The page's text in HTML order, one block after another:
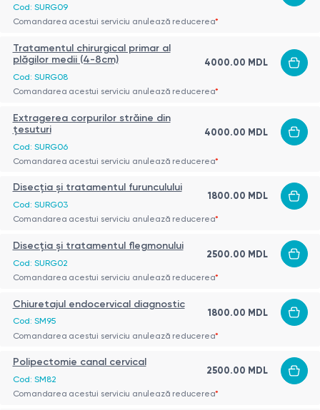
Cod: SURG09
Comandarea acestui serviciu anulează reducerea*
Tratamentul chirurgical primar al
plăgilor medii (4-8cm)
Cod: SURG08
4000.00 MDL
Comandarea acestui serviciu anulează reducerea*
Extragerea corpurilor străine din
ţesuturi
Cod: SURG06
4000.00 MDL
Comandarea acestui serviciu anulează reducerea*
Disecţia şi tratamentul furunculului
Cod: SURG03
1800.00 MDL
Comandarea acestui serviciu anulează reducerea*
Disecţia şi tratamentul flegmonului
Cod: SURG02
2500.00 MDL
Comandarea acestui serviciu anulează reducerea*
Chiuretajul endocervical diagnostic
Cod: SM95
1800.00 MDL
Comandarea acestui serviciu anulează reducerea*
Polipectomie canal cervical
Cod: SM82
2500.00 MDL
Comandarea acestui serviciu anulează reducerea*